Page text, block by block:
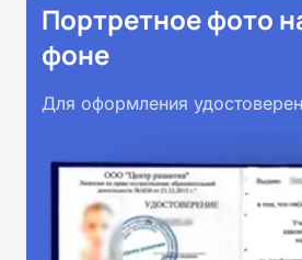
Портретное фото
фоне
Для оформления